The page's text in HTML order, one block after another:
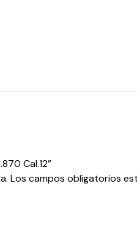
Cal.12”
Los campos obligatorios